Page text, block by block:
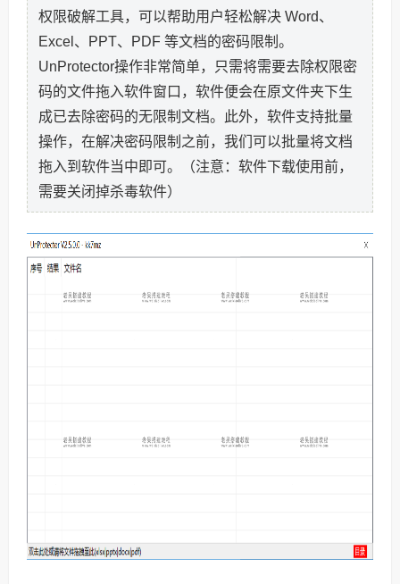
权限破解工具，可以帮助用户轻松解决 Word、
Excel、PPT、PDF 等文档的密码限制。
UnProtector操作非常简单，只需将需要去除权限密
码的文件拖入软件窗口，软件便会在原文件夹下生
成已去除密码的无限制文档。此外，软件支持批量
操作，在解决密码限制之前，我们可以批量将文档
拖入到软件当中即可。（注意：软件下载使用前，
需要关闭掉杀毒软件）